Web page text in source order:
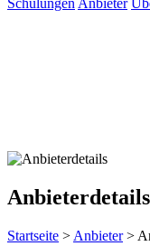
Schulungen Anbieter
Anbieterdetails
Startseite > Anbieter >